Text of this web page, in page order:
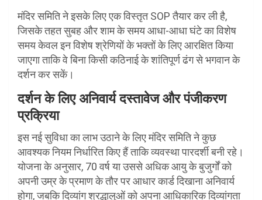
मंदिर समिति ने इसके लिए एक विस्तृत SOP तैयार कर ली है,
जिसके तहत सुबह और शाम के समय आधा-आधा घंटे का विशेष
समय केवल इन विशेष श्रेणियों के भक्तों के लिए आरक्षित किया
जाएगा ताकि वे बिना किसी कठिनाई के शांतिपूर्ण ढंग से भगवान के
दर्शन कर सकें।
दर्शन के लिए अनिवार्य दस्तावेज और पंजीकरण
प्रक्रिया
इस नई सुविधा का लाभ उठाने के लिए मंदिर समिति ने कुछ
आवश्यक नियम निर्धारित किए हैं ताकि व्यवस्था पारदर्शी बनी रहे।
योजना के अनुसार, 70 वर्ष या उससे अधिक आयु के बुजुर्गों को
अपनी उम्र के प्रमाण के तौर पर आधार कार्ड दिखाना अनिवार्य
होगा, जबकि दिव्यांग श्रद्धालुओं को अपना आधिकारिक दिव्यांगता